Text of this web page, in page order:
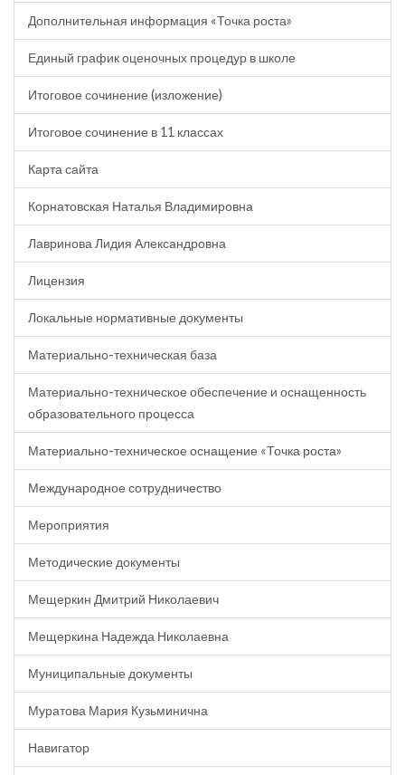
Дополнительная информация «Точка роста»
Единый график оценочных процедур в школе
Итоговое сочинение (изложение)
Итоговое сочинение в 11 классах
Карта сайта
Корнатовская Наталья Владимировна
Лавринова Лидия Александровна
Лицензия
Локальные нормативные документы
Материально-техническая база
Материально-техническое обеспечение и оснащенность
образовательного процесса
Материально-техническое оснащение «Точка роста»
Международное сотрудничество
Мероприятия
Методические документы
Мещеркин Дмитрий Николаевич
Мещеркина Надежда Николаевна
Муниципальные документы
Муратова Мария Кузьминична
Навигатор